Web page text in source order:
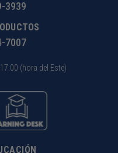
3939
7007
(hora del Este)